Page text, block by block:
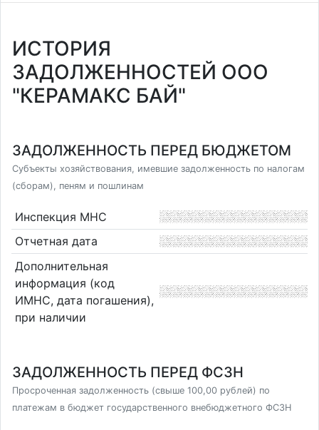
ИСТОРИЯ
ЗАДОЛЖЕННОСТЕЙ ООО
"КЕРАМАКС БАЙ"
ЗАДОЛЖЕННОСТЬ ПЕРЕД БЮДЖЕТОМ
Субъекты хозяйствования, имевшие задолженность по налогам
(сборам), пеням и пошлинам
Инспекция МНС
Отчетная дата
Дополнительная
информация (код
ИМНС, дата погашения),
при наличии
ЗАДОЛЖЕННОСТЬ ПЕРЕД ФСЗН
Просроченная задолженность (свыше 100,00 рублей) по
платежам в бюджет государственного внебюджетного ФСЗН